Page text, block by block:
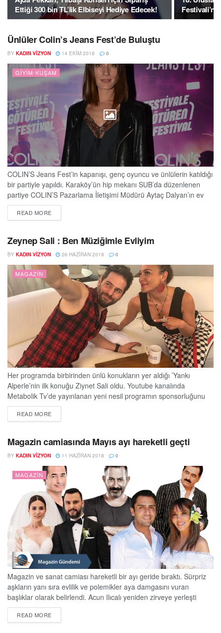
Ettiği 300 bin TL’lik Elbiseyi Hediye Edecek!
Ünlüler Colin’s Jeans Fest’de Buluştu
BY KADIN VIZYON 14 EKIM 2018 0
GIYIM-KUŞAM
COLIN’S Jeans Fest’in kapanışı, genç oyuncu ve ünlülerin katıldığı
bir partiyle yapıldı. Karaköy’ün hip mekanı SUB’da düzenlenen
partiye COLIN’S Pazarlama İletişimi Müdürü Aytaç Dalyan’ın ev
sahipliği yaptı. Partiye başta Hande Subaşı, Arda Türkmen, Bora
Akkaş, Burak Yörük, Burak Tozkoparan, Güven Murat Akpınar,
Kurul, İlkin Tüfekçi, Zehra Yılmaz, Cemrehan Karakaş...
READ MOREDETAILS
Zeynep Sali : Ben Müziğimle Evliyim
BY KADIN VIZYON 26 HAZIRAN 2018 0
MAGAZIN
Her programda birbirinden ünlü konukların yer aldığı ’Yankı
Alperle’nin ilk konuğu Ziynet Sali oldu. Youtube kanalında
Metabolik Tv’de yayınlanan yeni nesil programın sponsorluğunu
ise Prof. Dr. Alper Çelik üstlendi. Programın izleyenlere de bir
sürpriz yapıldı. Seyircilerden programa yorum yapan bir kişiye
beğenisini kazanan Ziynet Sali, kendisi hakkında merak edilenleri
Yankı...
READ MOREDETAILS
Magazin camiasında Mayıs ayı hareketli geçti
BY KADIN VIZYON 11 HAZIRAN 2018 0
MAGAZIN
Magazin ve sanat camiası hareketli bir ayı geride bıraktı. Sürpriz
aşkların yanı sıra evlilik ve polemikler aya damgasını vuran
başlıklar olarak belirlendi. Acun Ilıcalı yeniden zirveye yerleşti
Geçtiğimiz ay listenin ikinci sırasında yer alan Ilıcalı, Mayıs ayı
boyunca hakkında çıkan toplam haber sayısı ile listenin ilk sırasına
READ MOREDETAILS